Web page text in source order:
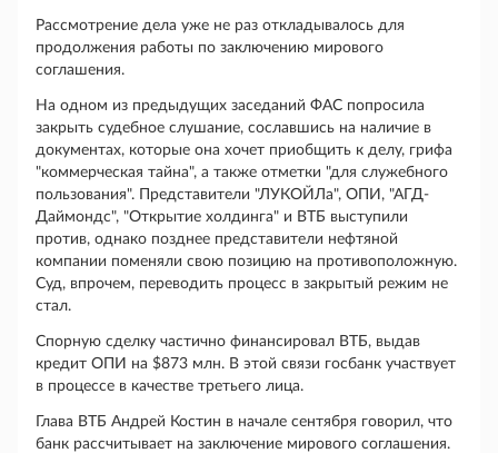
Рассмотрение дела уже не раз откладывалось для
продолжения работы по заключению мирового
соглашения.
На одном из предыдущих заседаний ФАС попросила
закрыть судебное слушание, сославшись на наличие в
документах, которые она хочет приобщить к делу, грифа
"коммерческая тайна", а также отметки "для служебного
пользования". Представители "ЛУКОЙЛа", ОПИ, "АГД-
Даймондс", "Открытие холдинга" и ВТБ выступили
против, однако позднее представители нефтяной
компании поменяли свою позицию на противоположную.
Суд, впрочем, переводить процесс в закрытый режим не
стал.
Спорную сделку частично финансировал ВТБ, выдав
кредит ОПИ на $873 млн. В этой связи госбанк участвует
в процессе в качестве третьего лица.
Глава ВТБ Андрей Костин в начале сентября говорил, что
банк рассчитывает на заключение мирового соглашения.